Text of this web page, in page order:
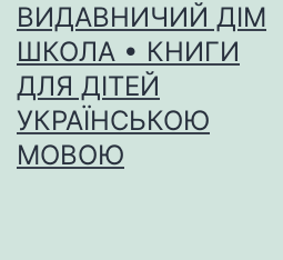
ВИДАВНИЧИЙ ДІМ
ШКОЛА • КНИГИ
ДЛЯ ДІТЕЙ
УКРАЇНСЬКОЮ
МОВОЮ